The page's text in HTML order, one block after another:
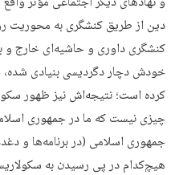
دین از طریق کنشگری به محوریت
کنشگری داوری و حاشیه‌ای خارج
خودش دچار دگردیسی بنیادی شده،
کرده است؛ نتیجه‌اش نیز ظهور
چیزی نیست که ما در جمهوری
جمهوری اسلامی (در برنامه‌ها و
هیچ‌کدام در پی رسیدن به